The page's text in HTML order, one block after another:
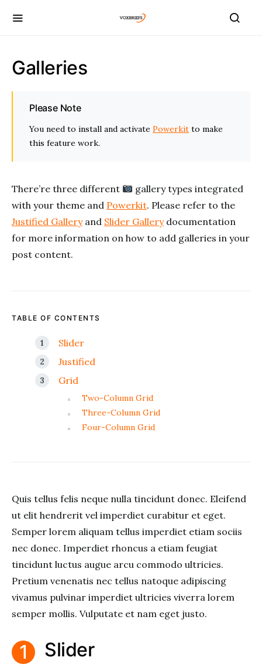
Galleries
Please Note
You need to install and activate Powerkit to make
this feature work.
There’re three different
gallery types integrated
with your theme and Powerkit. Please refer to the
Justified Galleryand Slider Gallerydocumentation
for more information on how to add galleries in your
post content.
TABLE OF CONTENTS
Slider
Justified
Grid
Two-Column Grid
Three-Column Grid
Four-Column Grid
Quis tellus felis neque nulla tincidunt donec. Eleifend
ut elit hendrerit vel imperdiet curabitur et eget.
Semper lorem aliquam tellus imperdiet etiam sociis
nec donec. Imperdiet rhoncus a etiam feugiat
tincidunt luctus augue arcu commodo ultricies.
Pretium venenatis nec tellus natoque adipiscing
vivamus pulvinar imperdiet ultricies viverra lorem
semper mollis. Vulputate et nam eget justo.
Slider